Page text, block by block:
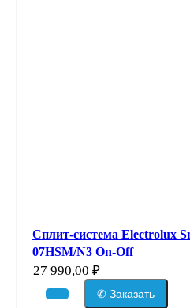
Сплит-система Electrolux
07HSM/N3 On-Off
27 990,00 ₽
✆ Заказать